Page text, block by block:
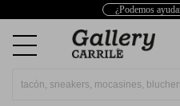
¿Podemos